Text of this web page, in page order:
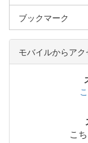
ブックマーク
モバイルからアク
こ